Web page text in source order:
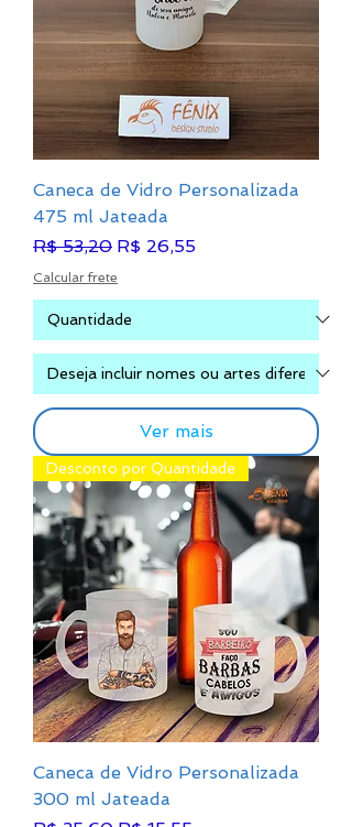
Caneca de Vidro Personalizada
475 ml Jateada
Preço normal
R$ 53,20 Preço promocional
R$ 26,55
Calcular frete
Ver mais
Desconto por Quantidade
Caneca de Vidro Personalizada
300 ml Jateada